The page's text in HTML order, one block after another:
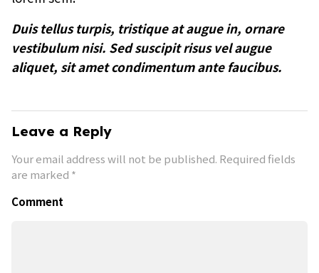
Duis tellus turpis, tristique at augue in, ornare
vestibulum nisi. Sed suscipit risus vel augue
aliquet, sit amet condimentum ante faucibus.
Leave a Reply
Your email address will not be published. Required fields
are marked *
Comment